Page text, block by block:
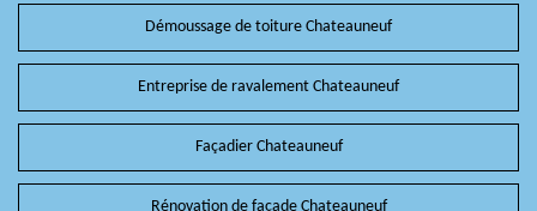
Démoussage de toiture Chateauneuf
Entreprise de ravalement Chateauneuf
Façadier Chateauneuf
Rénovation de façade Chateauneuf